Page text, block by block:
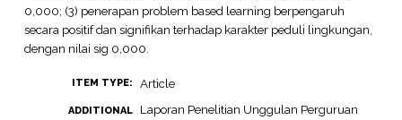
0,000; (3) penerapan problem based learning berpengaruh
secara positif dan signifikan terhadap karakter peduli lingkungan,
dengan nilai sig 0,000.
ITEM TYPE: Article
ADDITIONAL
Laporan Penelitian Unggulan Perguruan